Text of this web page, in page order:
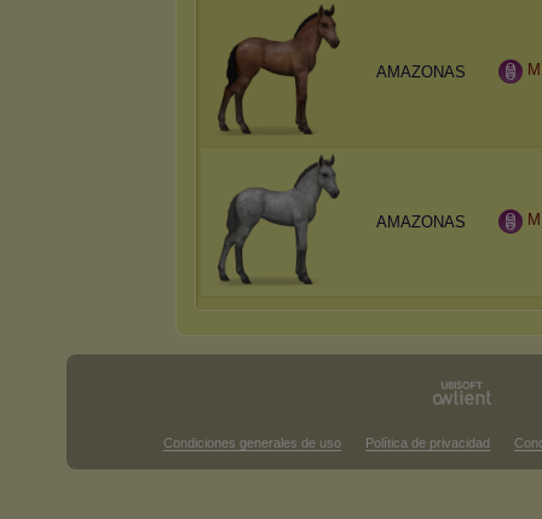
AMAZONAS
AMAZONAS
Condiciones generales de uso Política de privacidad